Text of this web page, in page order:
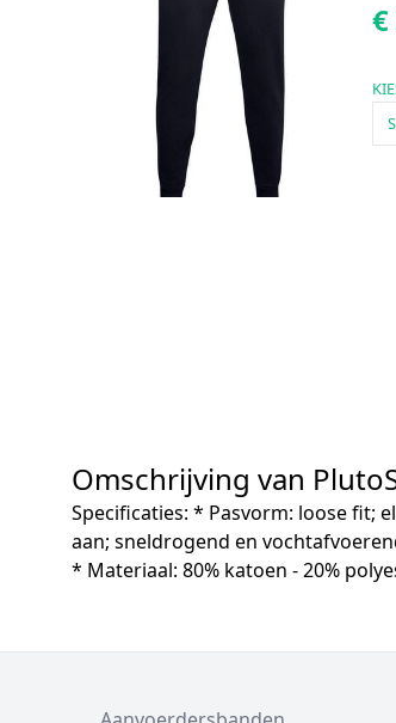
€
S
Omschrijving van
Specificaties: * Pasvorm: loose fit;
aan; sneldrogend en
* Materiaal: 80% katoen - 20%